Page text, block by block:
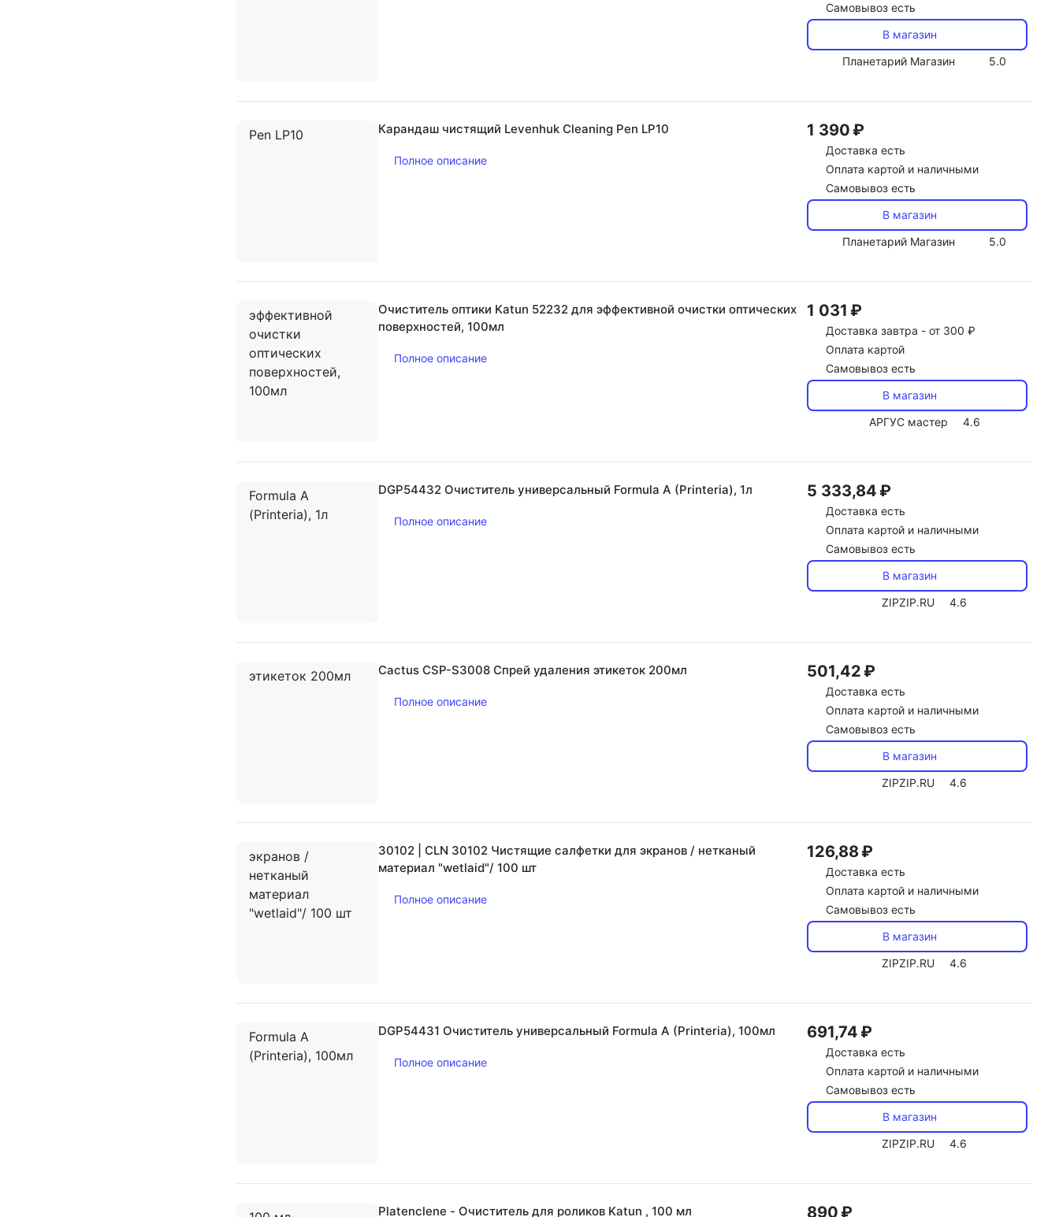
Самовывоз есть
В магазин
Планетарий Магазин
5.0
Карандаш чистящий Levenhuk Cleaning Pen LP10
Полное описание
1 390 ₽
Доставка есть
Оплата картой и наличными
Самовывоз есть
В магазин
Планетарий Магазин
5.0
Очиститель оптики Katun 52232 для эффективной очистки оптических
поверхностей, 100мл
Полное описание
1 031 ₽
Доставка завтра - от 300 ₽
Оплата картой
Самовывоз есть
В магазин
АРГУС мастер
4.6
DGP54432 Очиститель универсальный Formula A (Printeria), 1л
Полное описание
5 333,84 ₽
Доставка есть
Оплата картой и наличными
Самовывоз есть
В магазин
ZIPZIP.RU
4.6
Cactus CSP-S3008 Спрей удаления этикеток 200мл
Полное описание
501,42 ₽
Доставка есть
Оплата картой и наличными
Самовывоз есть
В магазин
ZIPZIP.RU
4.6
30102 | CLN 30102 Чистящие салфетки для экранов / нетканый
материал "wetlaid"/ 100 шт
Полное описание
126,88 ₽
Доставка есть
Оплата картой и наличными
Самовывоз есть
В магазин
ZIPZIP.RU
4.6
DGP54431 Очиститель универсальный Formula A (Printeria), 100мл
Полное описание
691,74 ₽
Доставка есть
Оплата картой и наличными
Самовывоз есть
В магазин
ZIPZIP.RU
4.6
Platenclene - Очиститель для роликов Katun , 100 мл 890 ₽